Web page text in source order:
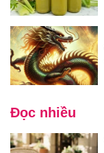
Đọc nhiều